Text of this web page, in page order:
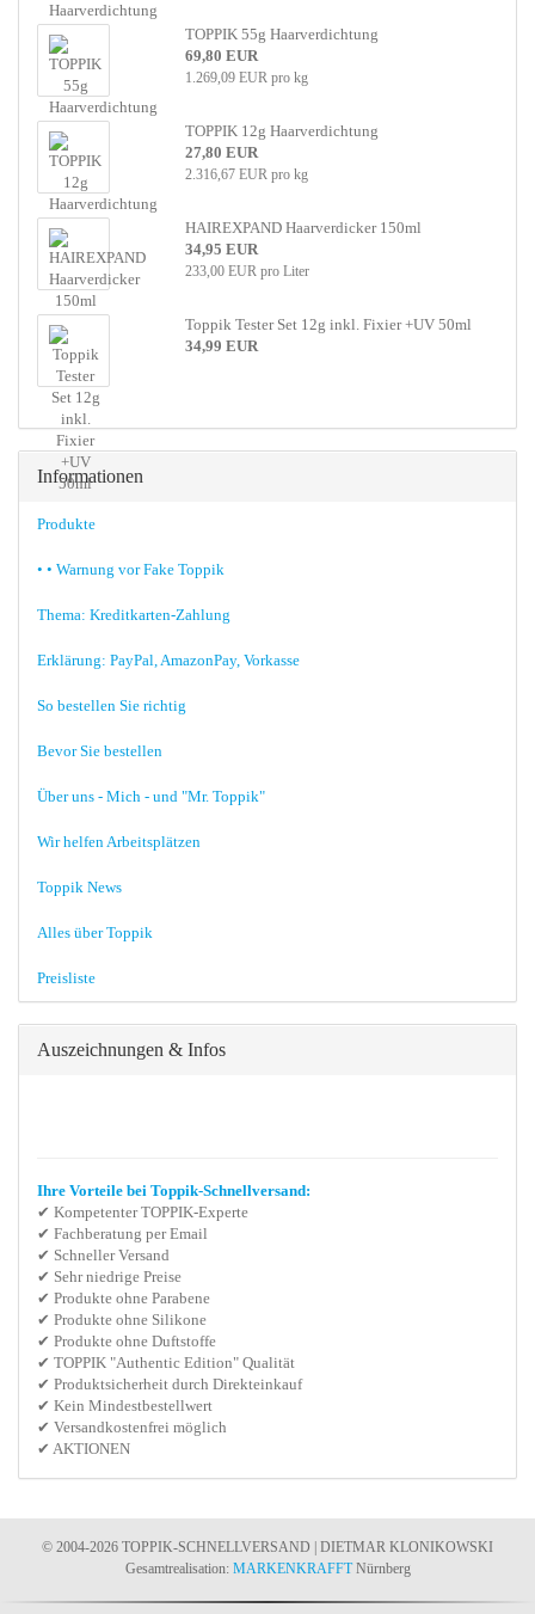
TOPPIK 55g Haarverdichtung
69,80 EUR
1.269,09 EUR pro kg
TOPPIK 12g Haarverdichtung
27,80 EUR
2.316,67 EUR pro kg
HAIREXPAND Haarverdicker 150ml
34,95 EUR
233,00 EUR pro Liter
Toppik Tester Set 12g inkl. Fixier +UV 50ml
34,99 EUR
Informationen
Produkte
• • Warnung vor Fake Toppik
Thema: Kreditkarten-Zahlung
Erklärung: PayPal, AmazonPay, Vorkasse
So bestellen Sie richtig
Bevor Sie bestellen
Über uns - Mich - und "Mr. Toppik"
Wir helfen Arbeitsplätzen
Toppik News
Alles über Toppik
Preisliste
Auszeichnungen & Infos
Ihre Vorteile bei Toppik-Schnellversand:
✔ Kompetenter TOPPIK-Experte
✔ Fachberatung per Email
✔ Schneller Versand
✔ Sehr niedrige Preise
✔ Produkte ohne Parabene
✔ Produkte ohne Silikone
✔ Produkte ohne Duftstoffe
✔ TOPPIK "Authentic Edition" Qualität
✔ Produktsicherheit durch Direkteinkauf
✔ Kein Mindestbestellwert
✔ Versandkostenfrei möglich
✔ AKTIONEN
© 2004-2026 TOPPIK-SCHNELLVERSAND | DIETMAR KLONIKOWSKI
Gesamtrealisation: MARKENKRAFFTNürnberg